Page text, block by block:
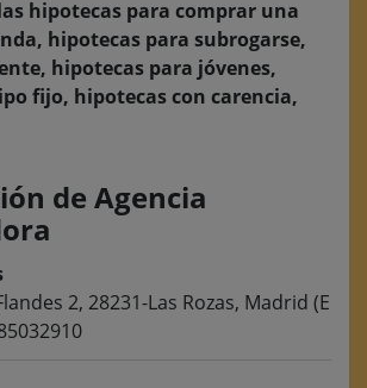
hipotecas para comprar una
hipotecas para subrogarse,
hipotecas para jóvenes,
fijo, hipotecas con carencia,
de Agencia
2, 28231-Las Rozas, Madrid (E